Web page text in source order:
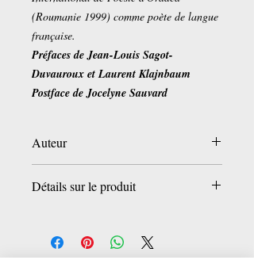
(Roumanie 1999) comme poète de langue
française.
Préfaces de Jean-Louis Sagot-
Duvauroux et Laurent Klajnbaum
Postface de Jocelyne Sauvard
Auteur
Détails sur le produit
Editeur : Lettres Persanes (20 juin 2016)
Langue : Français